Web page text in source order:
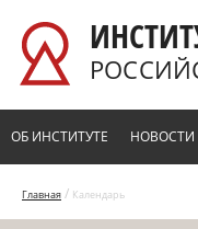
ОБ ИНСТИТУТЕ НОВОСТИ
Главная / Календарь